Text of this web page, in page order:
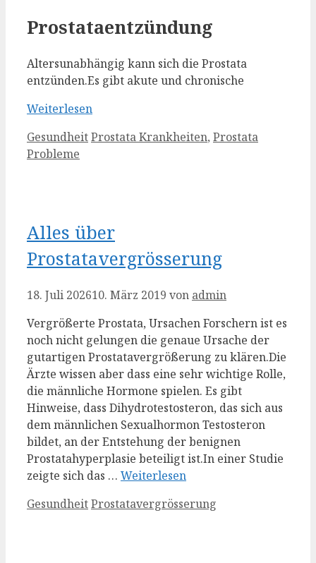
Prostataentzündung
Altersunabhängig kann sich die Prostata
entzünden.Es gibt akute und chronische
Weiterlesen
Kategorien
GesundheitSchlagwörter
Prostata Krankheiten, Prostata
Probleme
Alles über
Prostatavergrösserung
18. Juli 202610. März 2019 von admin
Vergrößerte Prostata, Ursachen Forschern ist es
noch nicht gelungen die genaue Ursache der
gutartigen Prostatavergrößerung zu klären.Die
Ärzte wissen aber dass eine sehr wichtige Rolle,
die männliche Hormone spielen. Es gibt
Hinweise, dass Dihydrotestosteron, das sich aus
dem männlichen Sexualhormon Testosteron
bildet, an der Entstehung der benignen
Prostatahyperplasie beteiligt ist.In einer Studie
zeigte sich das … Weiterlesen
Kategorien
GesundheitSchlagwörter
Prostatavergrösserung